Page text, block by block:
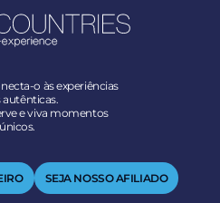
o às experiências
autênticas.
e viva momentos
únicos.
SEJA NOSSO AFILIADO